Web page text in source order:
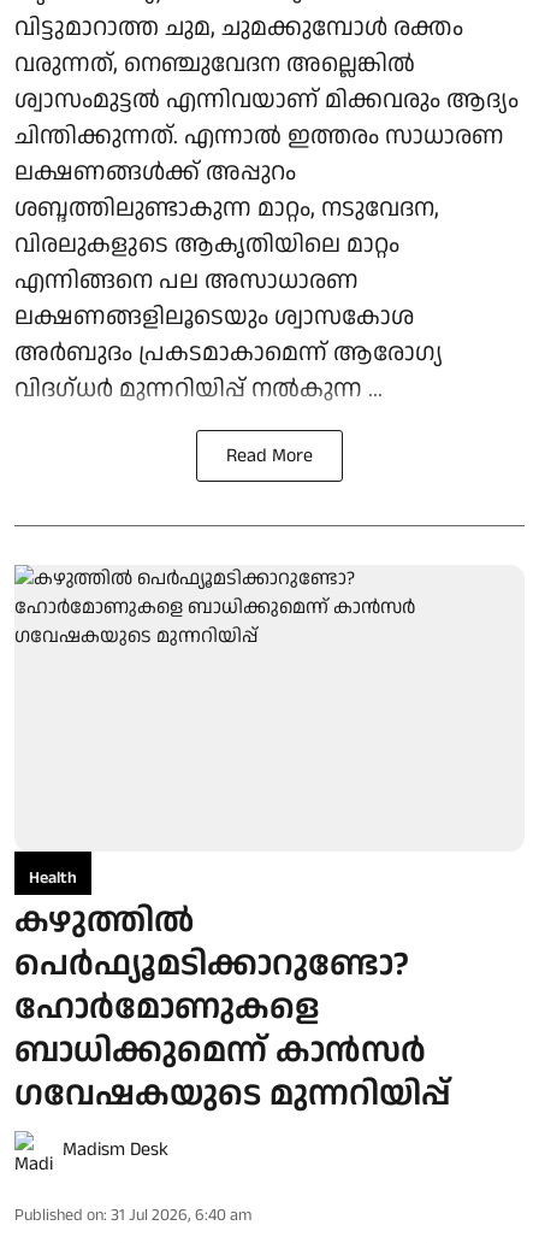
വിട്ടുമാറാത്ത ചുമ, ചുമക്കുമ്പോൾ രക്തം
വരുന്നത്, നെഞ്ചുവേദന അല്ലെങ്കിൽ
ശ്വാസംമുട്ടൽ എന്നിവയാണ് മിക്കവരും ആദ്യം
ചിന്തിക്കുന്നത്. എന്നാൽ ഇത്തരം സാധാരണ
ലക്ഷണങ്ങൾക്ക് അപ്പുറം
ശബ്ദത്തിലുണ്ടാകുന്ന മാറ്റം, നടുവേദന,
വിരലുകളുടെ ആകൃതിയിലെ മാറ്റം
എന്നിങ്ങനെ പല അസാധാരണ
ലക്ഷണങ്ങളിലൂടെയും ശ്വാസകോശ
അർബുദം പ്രകടമാകാമെന്ന് ആരോഗ്യ
വിദഗ്ധർ മുന്നറിയിപ്പ് നൽകുന്ന ...
Read More
Health
കഴുത്തിൽ
പെർഫ്യൂമടിക്കാറുണ്ടോ?
ഹോർമോണുകളെ
ബാധിക്കുമെന്ന് കാൻസർ
ഗവേഷകയുടെ മുന്നറിയിപ്പ്
Madism Desk
Published on: 31 Jul 2026, 6:40 am